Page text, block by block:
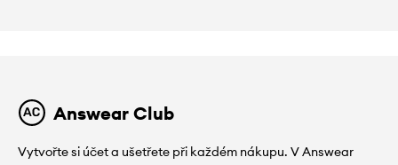
Answear Club
Vytvořte si účet a ušetřete při každém nákupu. V Answear